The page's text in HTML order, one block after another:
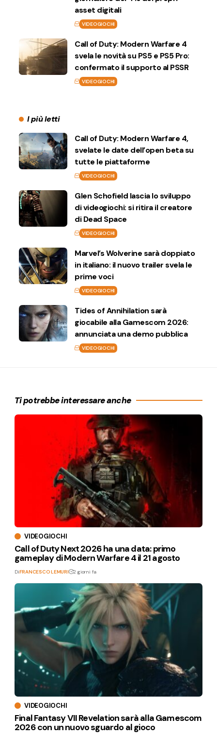
asset digitali
VIDEOGIOCHI
Call of Duty: Modern Warfare 4
svela le novità su PS5 e PS5 Pro:
confermato il supporto al PSSR
VIDEOGIOCHI
I più letti
Call of Duty: Modern Warfare 4,
svelate le date dell’open beta su
tutte le piattaforme
VIDEOGIOCHI
Glen Schofield lascia lo sviluppo
di videogiochi: si ritira il creatore
di Dead Space
VIDEOGIOCHI
Marvel’s Wolverine sarà doppiato
in italiano: il nuovo trailer svela le
prime voci
VIDEOGIOCHI
Tides of Annihilation sarà
giocabile alla Gamescom 2026:
annunciata una demo pubblica
VIDEOGIOCHI
Ti potrebbe interessare anche
VIDEOGIOCHI
Call of Duty Next 2026 ha una data: primo
gameplay di Modern Warfare 4 il 21 agosto
DiFRANCESCO LEMURI 2 giorni fa
VIDEOGIOCHI
Final Fantasy VII Revelation sarà alla Gamescom
2026 con un nuovo sguardo al gioco